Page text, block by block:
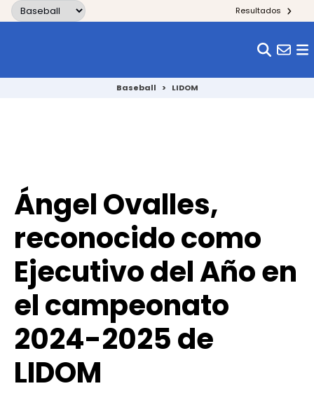
Skip to content Resultados
Baseball > LIDOM
Ángel Ovalles,
reconocido como
Ejecutivo del Año en
el campeonato
2024-2025 de
LIDOM